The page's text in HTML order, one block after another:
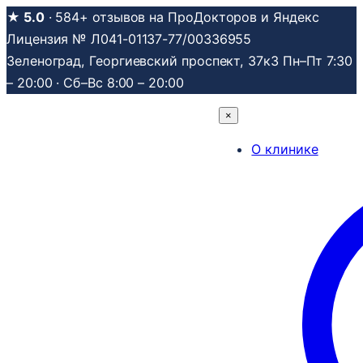
Перейти
к
содержимому
★ 5.0· 584+ отзывов на ПроДокторов и Яндекс
Лицензия № Л041-01137-77/00336955
Зеленоград, Георгиевский проспект, 37к3 Пн–Пт 7:30
– 20:00 · Сб–Вс 8:00 – 20:00
×
О клинике